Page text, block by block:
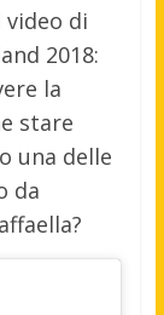
video di
2018:
la
stare
una delle
da